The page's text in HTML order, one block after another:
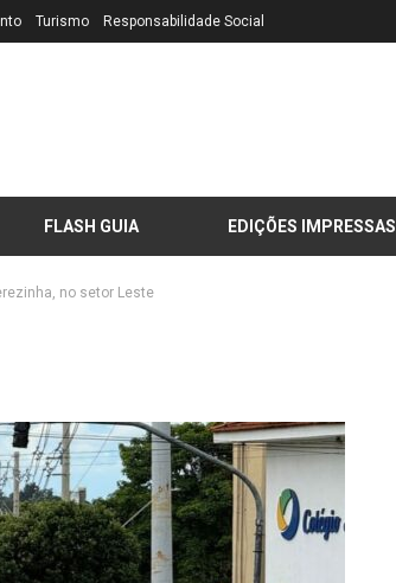
Turismo Responsabilidade Social
FLASH GUIA EDIÇÕES IMPRESSAS
no setor Leste